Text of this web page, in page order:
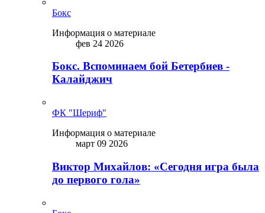
Бокс
Информация о материале
фев 24 2026
Бокс. Вспоминаем бой Бетербиев -
Калайджич
ФК "Шериф"
Информация о материале
март 09 2026
Виктор Михайлов: «Сегодня игра была
до первого гола»